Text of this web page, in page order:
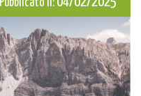
Pubblicato il: